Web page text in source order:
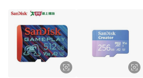
回饋。 5. 點數回饋會扣除所有折扣優惠後之
實際回饋請依LINE購物通知為主。 6. 訂單如
ETMall站內之折扣優惠(包含但不限於東森幣
券等)，不具點數回饋資格。詳細請依東森購
顯示為準。 7. LINE購物設有「單一商品最高
殊活動時開放「回饋無上限」)，以同一訂單
計算，並依訂單成立時間當下LINE購物所設定